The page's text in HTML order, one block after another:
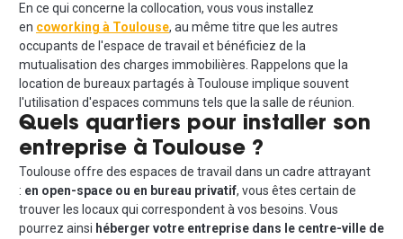
En ce qui concerne la collocation, vous vous installez
en coworking à Toulouse, au même titre que les autres
occupants de l'espace de travail et bénéficiez de la
mutualisation des charges immobilières. Rappelons que la
location de bureaux partagés à Toulouse implique souvent
l'utilisation d'espaces communs tels que la salle de réunion.
Quels quartiers pour installer son
entreprise à Toulouse ?
Toulouse offre des espaces de travail dans un cadre attrayant
: en open-space ou en bureau privatif, vous êtes certain de
trouver les locaux qui correspondent à vos besoins. Vous
pourrez ainsi héberger votre entreprise dans le centre-ville de